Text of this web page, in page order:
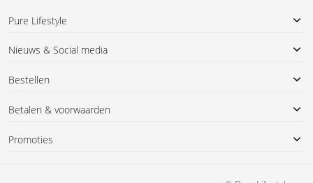
Pure Lifestyle
Nieuws & Social media
Bestellen
Betalen & voorwaarden
Promoties